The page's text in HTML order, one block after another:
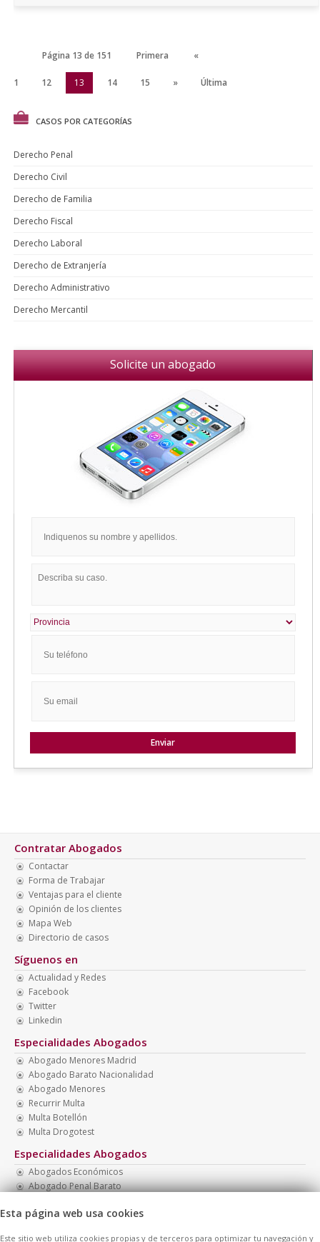
Página 13 de 151 Primera «
11 12 13 14 15 » Última
CASOS POR CATEGORÍAS
Derecho Penal
Derecho Civil
Derecho de Familia
Derecho Fiscal
Derecho Laboral
Derecho de Extranjería
Derecho Administrativo
Derecho Mercantil
Solicite un abogado
Contratar Abogados
Contactar
Forma de Trabajar
Ventajas para el cliente
Opinión de los clientes
Mapa Web
Directorio de casos
Síguenos en
Actualidad y Redes
Facebook
Twitter
Linkedin
Especialidades Abogados
Abogado Menores Madrid
Abogado Barato Nacionalidad
Abogado Menores
Recurrir Multa
Multa Botellón
Multa Drogotest
Especialidades Abogados
Abogados Económicos
Abogado Penal Barato
Abogados Baratos Madrid
Esta página web usa cookies
Este sitio web utiliza cookies propias y de terceros para optimizar tu navegación y